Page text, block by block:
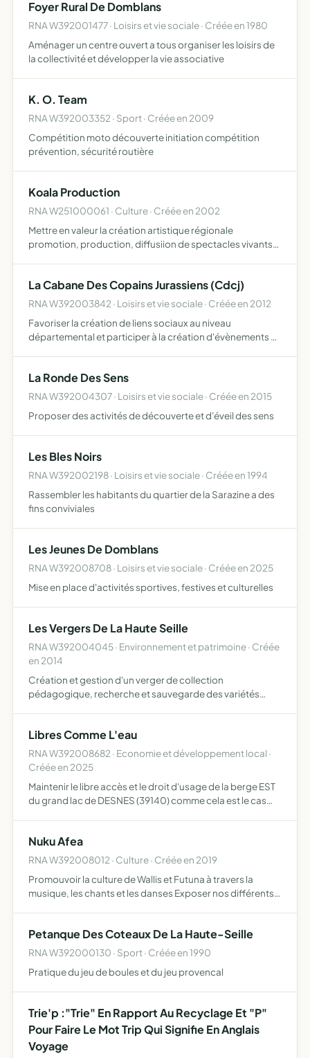
Foyer Rural De Domblans
RNA W392001477 · Loisirs et vie sociale · Créée en 1980
Aménager un centre ouvert a tous organiser les loisirs de
la collectivité et développer la vie associative
K. O. Team
RNA W392003352 · Sport · Créée en 2009
Compétition moto découverte initiation compétition
prévention, sécurité routière
Koala Production
RNA W251000061 · Culture · Créée en 2002
Mettre en valeur la création artistique régionale
promotion, production, diffusiion de spectacles vivants
s'y r…
La Cabane Des Copains Jurassiens (Cdcj)
RNA W392003842 · Loisirs et vie sociale · Créée en 2012
Favoriser la création de liens sociaux au niveau
départemental et participer à la création d'évènements et
La Ronde Des Sens
RNA W392004307 · Loisirs et vie sociale · Créée en 2015
Proposer des activités de découverte et d'éveil des sens
Les Bles Noirs
RNA W392002198 · Loisirs et vie sociale · Créée en 1994
Rassembler les habitants du quartier de la Sarazine a des
fins conviviales
Les Jeunes De Domblans
RNA W392008708 · Loisirs et vie sociale · Créée en 2025
Mise en place d'activités sportives, festives et culturelles
Les Vergers De La Haute Seille
RNA W392004045 · Environnement et patrimoine · Créée
en 2014
Création et gestion d'un verger de collection
pédagogique, recherche et sauvegarde des variétés
Libres Comme L'eau
RNA W392008682 · Economie et développement local ·
Créée en 2025
Maintenir le libre accès et le droit d'usage de la berge EST
du grand lac de DESNES (39140) comme cela est le cas
Nuku Afea
RNA W392008012 · Culture · Créée en 2019
Promouvoir la culture de Wallis et Futuna à travers la
musique, les chants et les danses Exposer nos différents
Petanque Des Coteaux De La Haute-Seille
RNA W392000130 · Sport · Créée en 1990
Pratique du jeu de boules et du jeu provencal
Trie'p :"Trie" En Rapport Au Recyclage Et "P"
Pour Faire Le Mot Trip Qui Signifie En Anglais
Voyage